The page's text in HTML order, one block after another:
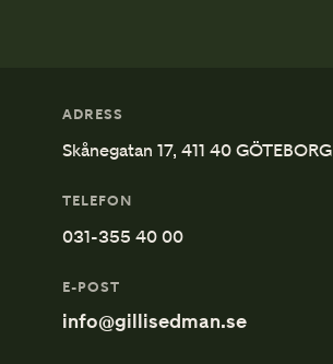
ADRESS
Skånegatan 17, 411 40 GÖTEBORG
TELEFON
031-355 40 00
E-POST
info@gillisedman.se